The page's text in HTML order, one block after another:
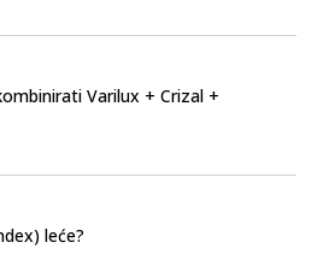
Varilux + Crizal +
leće?